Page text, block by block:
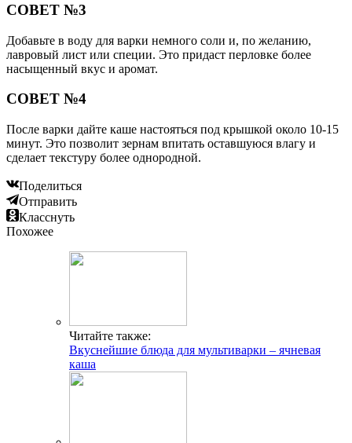
СОВЕТ №3
Добавьте в воду для варки немного соли и, по желанию,
лавровый лист или специи. Это придаст перловке более
насыщенный вкус и аромат.
СОВЕТ №4
После варки дайте каше настояться под крышкой около 10-15
минут. Это позволит зернам впитать оставшуюся влагу и
сделает текстуру более однородной.
Поделиться
Отправить
Класснуть
Похожее
Читайте также:
Вкуснейшие блюда для мультиварки – ячневая
каша